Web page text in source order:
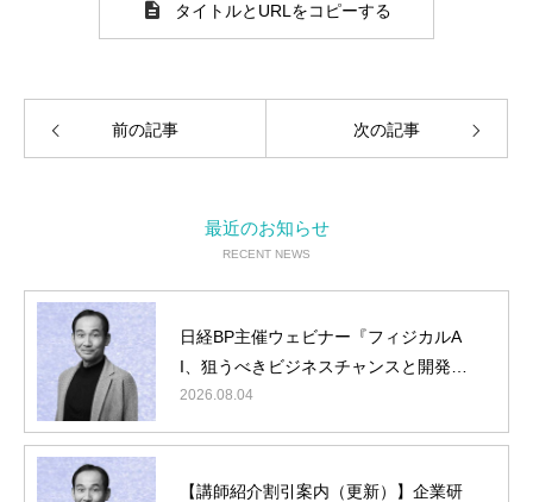
タイトルとURLをコピーする
前の記事 次の記事
最近のお知らせ
RECENT NEWS
日経BP主催ウェビナー『フィジカルA
I、狙うべきビジネスチャンスと開発タ
ーゲット』に弊社山内が登壇
2026.08.04
【講師紹介割引案内（更新）】企業研